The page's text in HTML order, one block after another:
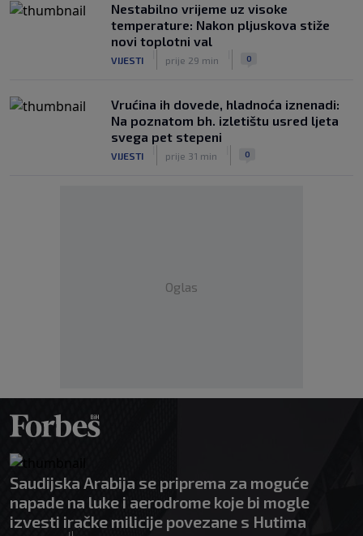
Nestabilno vrijeme uz visoke
temperature: Nakon pljuskova stiže
novi toplotni val
VIJESTI prije 29 min 0
Vrućina ih dovede, hladnoća iznenadi:
Na poznatom bh. izletištu usred ljeta
svega pet stepeni
VIJESTI prije 31 min 0
Oglas
Saudijska Arabija se priprema za moguće
napade na luke i aerodrome koje bi mogle
izvesti iračke milicije povezane s Hutima